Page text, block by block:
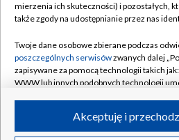
Naziemna Telewizja Cyfrowa
Rada Programowa
System NOS
Informacje o nadawcy
Program dla prasy
Pomoc
Kontakt
Kanały
©2026 Telewizja Polska
mierzenia ich skuteczności) i pozostałych,
także zgody na udostępnianie przez nas
Twoje dane osobowe zbierane podczas
poszczególnych serwisówzwanych dalej
zapisywane za pomocą technologii takich
WWW lub innych podobnych technologii
ruchu w Internecie.Akceptuję i